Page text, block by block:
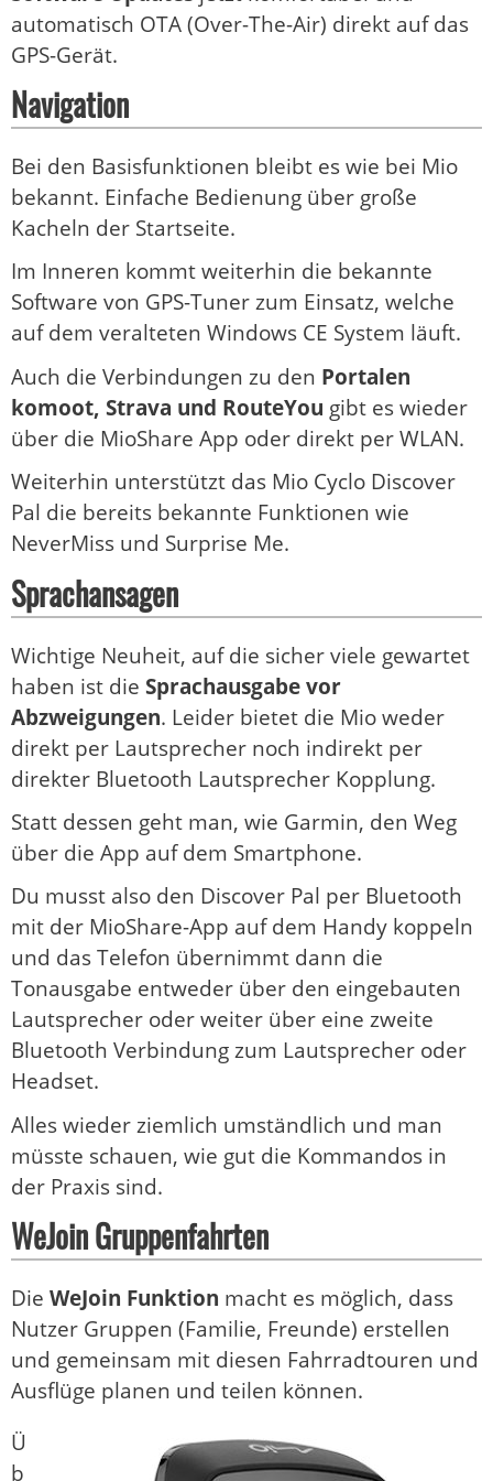
automatisch OTA (Over-The-Air) direkt auf das
GPS-Gerät.
Navigation
Bei den Basisfunktionen bleibt es wie bei Mio
bekannt. Einfache Bedienung über große
Kacheln der Startseite.
Im Inneren kommt weiterhin die bekannte
Software von GPS-Tuner zum Einsatz, welche
auf dem veralteten Windows CE System läuft.
Auch die Verbindungen zu den Portalen
komoot, Strava und RouteYou gibt es wieder
über die MioShare App oder direkt per WLAN.
Weiterhin unterstützt das Mio Cyclo Discover
Pal die bereits bekannte Funktionen wie
NeverMiss und Surprise Me.
Sprachansagen
Wichtige Neuheit, auf die sicher viele gewartet
haben ist die Sprachausgabe vor
Abzweigungen. Leider bietet die Mio weder
direkt per Lautsprecher noch indirekt per
direkter Bluetooth Lautsprecher Kopplung.
Statt dessen geht man, wie Garmin, den Weg
über die App auf dem Smartphone.
Du musst also den Discover Pal per Bluetooth
mit der MioShare-App auf dem Handy koppeln
und das Telefon übernimmt dann die
Tonausgabe entweder über den eingebauten
Lautsprecher oder weiter über eine zweite
Bluetooth Verbindung zum Lautsprecher oder
Headset.
Alles wieder ziemlich umständlich und man
müsste schauen, wie gut die Kommandos in
der Praxis sind.
WeJoin Gruppenfahrten
Die WeJoin Funktion macht es möglich, dass
Nutzer Gruppen (Familie, Freunde) erstellen
und gemeinsam mit diesen Fahrradtouren und
Ausflüge planen und teilen können.
Ü
b